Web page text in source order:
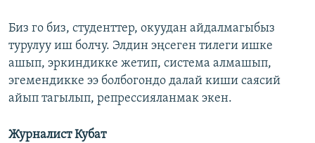
Биз го биз, студенттер, окуудан айдалмагыбыз
турулуу иш болчу. Элдин эңсеген тилеги ишке
ашып, эркиндикке жетип, система алмашып,
эгемендикке ээ болбогондо далай киши саясий
айып тагылып, репрессияланмак экен.
Журналист Кубат